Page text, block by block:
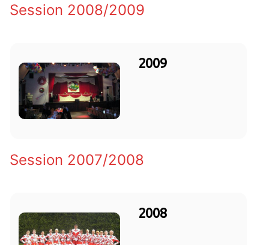
Session 2008/2009
2009
Session 2007/2008
2008